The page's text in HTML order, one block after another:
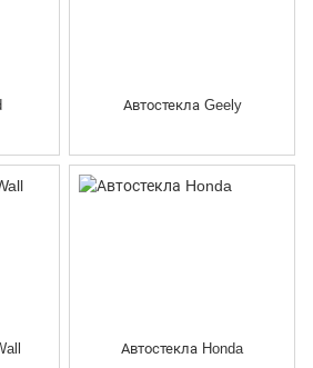
Автостекла Geely
Автостекла Honda